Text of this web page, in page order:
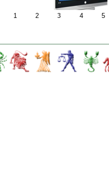
1 2 3 4 5